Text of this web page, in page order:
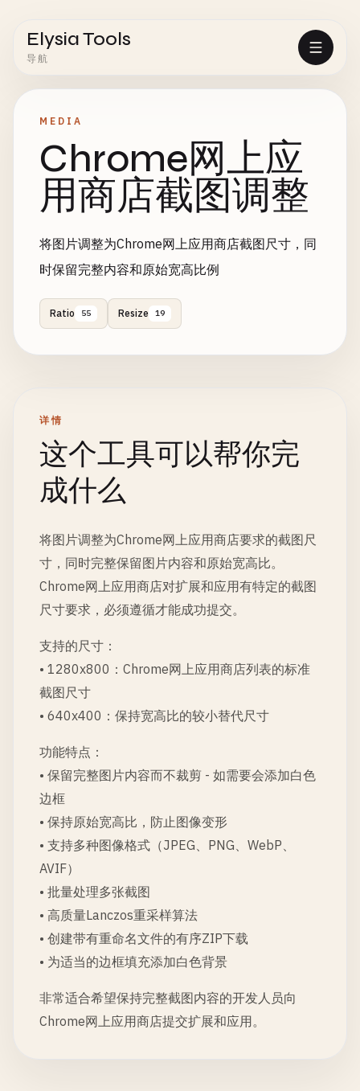
Elysia Tools
导航
MEDIA
Chrome网上应
用商店截图调整
将图片调整为Chrome网上应用商店截图尺寸，同
时保留完整内容和原始宽高比例
Ratio 55 Resize 19
详情
这个工具可以帮你完
成什么
将图片调整为Chrome网上应用商店要求的截图尺
寸，同时完整保留图片内容和原始宽高比。
Chrome网上应用商店对扩展和应用有特定的截图
尺寸要求，必须遵循才能成功提交。
支持的尺寸：
• 1280x800：Chrome网上应用商店列表的标准
截图尺寸
• 640x400：保持宽高比的较小替代尺寸
功能特点：
• 保留完整图片内容而不裁剪 - 如需要会添加白色
边框
• 保持原始宽高比，防止图像变形
• 支持多种图像格式（JPEG、PNG、WebP、
AVIF）
• 批量处理多张截图
• 高质量Lanczos重采样算法
• 创建带有重命名文件的有序ZIP下载
• 为适当的边框填充添加白色背景
非常适合希望保持完整截图内容的开发人员向
Chrome网上应用商店提交扩展和应用。